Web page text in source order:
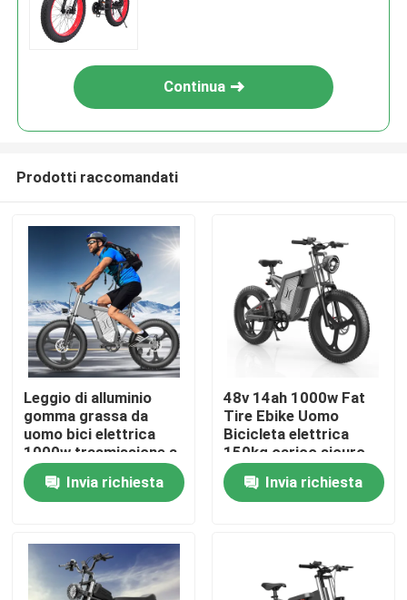
Prodotti
Video
Chi siamo
Continua
Prodotti raccomandati
Leggio di alluminio
gomma grassa da
uomo bici elettrica
1000w trasmissione a
trazione posteriore
Invia richiesta
48v 14ah 1000w Fat
Tire Ebike Uomo
Bicicleta elettrica
150kg carico sicuro
Invia richiesta